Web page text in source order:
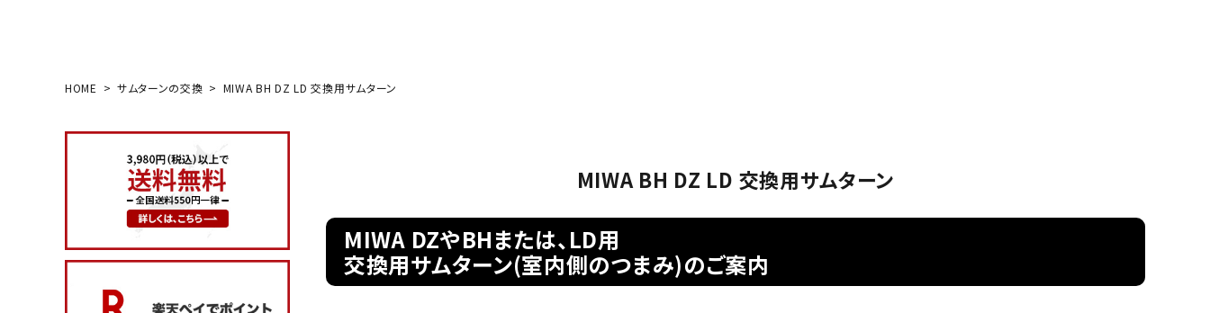
ドアノブの交換
レバーハンドル錠の交換
HOME サムターンの交換 MIWA BH DZ LD 交換用サムターン
MIWA BH DZ LD 交換用サムターン
MIWA DZやBHまたは、LD用
交換用サムターン(室内側のつまみ)のご案内